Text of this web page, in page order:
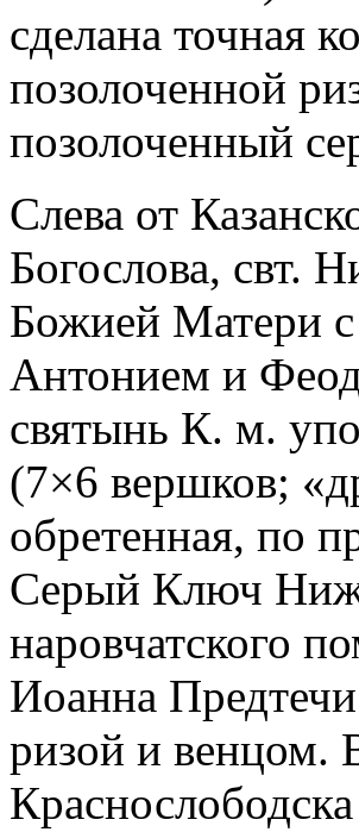
сделана точная
позолоченной
позолоченный
Слева от
Богослова, свт.
Божией Матери
Антонием и
святынь К. м.
(7×6 вершков;
обретенная, по
Серый Ключ
наровчатского
Иоанна
ризой и венцом.